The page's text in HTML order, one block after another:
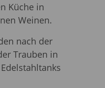
Küche in
Weinen.
nach der
Trauben in